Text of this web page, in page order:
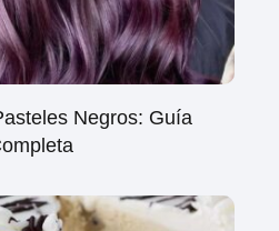
Negros: Guía